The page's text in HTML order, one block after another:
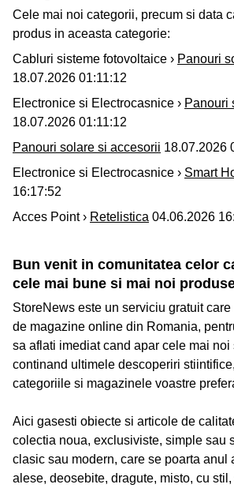
Cele mai noi categorii, precum si data
produs in aceasta categorie:
Cabluri sisteme fotovoltaice › Panouri
18.07.2026 01:11:12
Electronice si Electrocasnice › Panouri
18.07.2026 01:11:12
Panouri solare si accesorii 18.07.2026
Electronice si Electrocasnice › Smart
16:17:52
Acces Point › Retelistica 04.06.2026
Bun venit in comunitatea celor
cele mai bune si mai noi
StoreNews este un serviciu gratuit
de magazine online din Romania,
sa aflati imediat cand apar cele mai
continand ultimele descoperiri
categoriile si magazinele voastre
Aici gasesti obiecte si articole de
colectia noua, exclusiviste, simple sau
clasic sau modern, care se poarta anul
alese, deosebite, dragute, misto, cu